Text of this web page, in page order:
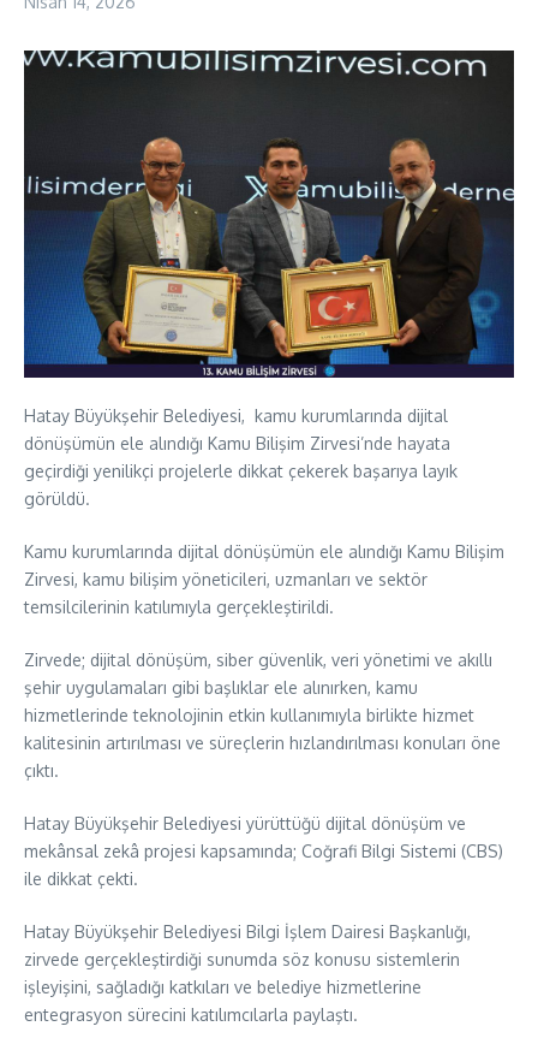
Hatay Büyükşehir Belediyesi, kamu kurumlarında dijital
dönüşümün ele alındığı Kamu Bilişim Zirvesi’nde hayata
geçirdiği yenilikçi projelerle dikkat çekerek başarıya layık
görüldü.
Kamu kurumlarında dijital dönüşümün ele alındığı Kamu Bilişim
Zirvesi, kamu bilişim yöneticileri, uzmanları ve sektör
temsilcilerinin katılımıyla gerçekleştirildi.
Zirvede; dijital dönüşüm, siber güvenlik, veri yönetimi ve akıllı
şehir uygulamaları gibi başlıklar ele alınırken, kamu
hizmetlerinde teknolojinin etkin kullanımıyla birlikte hizmet
kalitesinin artırılması ve süreçlerin hızlandırılması konuları öne
çıktı.
Hatay Büyükşehir Belediyesi yürüttüğü dijital dönüşüm ve
mekânsal zekâ projesi kapsamında; Coğrafi Bilgi Sistemi (CBS)
ile dikkat çekti.
Hatay Büyükşehir Belediyesi Bilgi İşlem Dairesi Başkanlığı,
zirvede gerçekleştirdiği sunumda söz konusu sistemlerin
işleyişini, sağladığı katkıları ve belediye hizmetlerine
entegrasyon sürecini katılımcılarla paylaştı.